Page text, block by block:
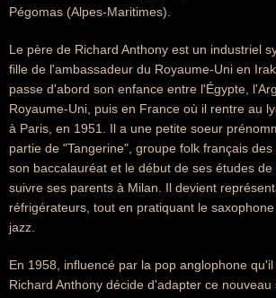
Pégomas (Alpes-Maritimes).
Le père de Richard Anthony est un industriel
fille de l'ambassadeur du Royaume-Uni en
passe d'abord son enfance entre l'Égypte,
Royaume-Uni, puis en France où il rentre au
à Paris, en 1951. Il a une petite soeur
partie de "Tangerine", groupe folk français
son baccalauréat et le début de ses études
suivre ses parents à Milan. Il devient
réfrigérateurs, tout en pratiquant le
jazz.
En 1958, influencé par la pop anglophone qu'il
Richard Anthony décide d'adapter ce